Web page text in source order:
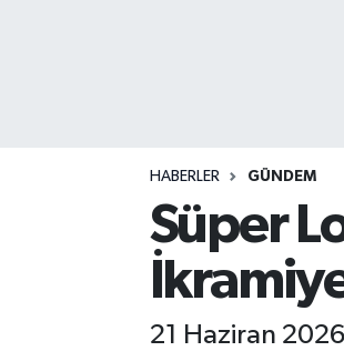
HABERLER GÜNDEM
Süper
21 Haziran
KASTAMONU